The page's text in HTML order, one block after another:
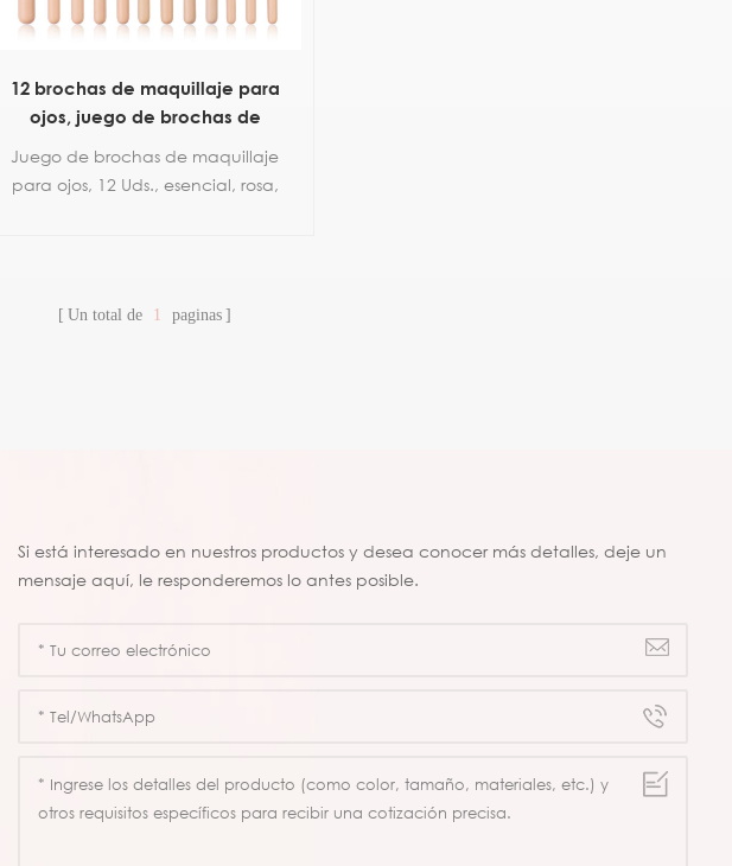
12 brochas de maquillaje para
ojos, juego de brochas de
Juego de brochas de maquillaje
para ojos, 12 Uds., esencial, rosa,
Un total de 1 paginas
Si está interesado en nuestros productos y desea conocer más detalles, deje un
mensaje aquí, le responderemos lo antes posible.